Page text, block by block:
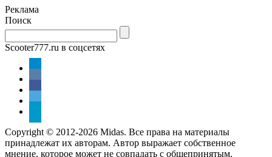
Реклама
Поиск
Scooter777.ru в соцсетях
Copyright © 2012-2026 Midas. Все права на материалы
принадлежат их авторам. Автор выражает собственное
мнение, которое может не совпадать с общепринятым.